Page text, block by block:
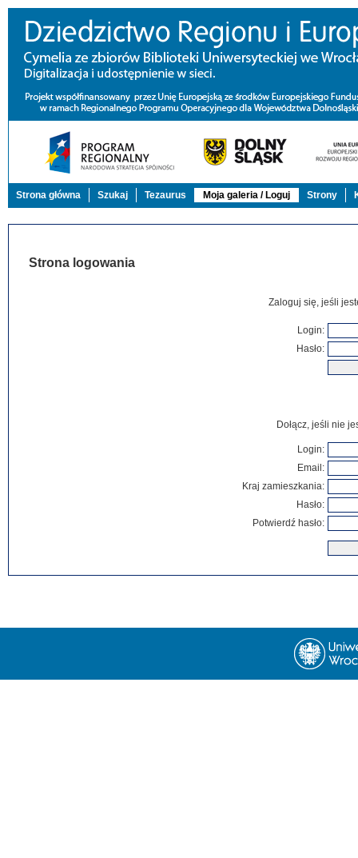
Strona główna Szukaj Tezaurus Moja galeria / Loguj Strony
Strona logowania
Zaloguj się, jeśli
Login:
Hasło:
Dołącz, jeśli nie
Login:
Email:
Kraj zamieszkania:
Hasło:
Potwierdź hasło: